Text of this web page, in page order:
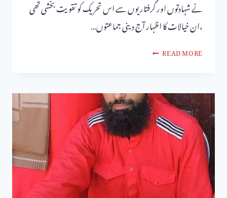
نے شہادتوں اور گرفتاریوں سے اس تحریک کو تقویت بخشی تھی
،ان خیالات کا اظہار آج دینی جماعتوں…
READ MORE